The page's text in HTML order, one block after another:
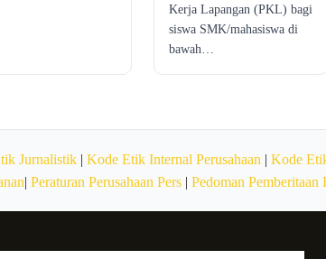
Kerja Lapangan (PKL) bagi
siswa SMK/mahasiswa di
bawah…
Jurnalistik Kode Etik Internal Perusahaan
Kode
| Peraturan Perusahaan Pers| Pedoman Pemberitaan